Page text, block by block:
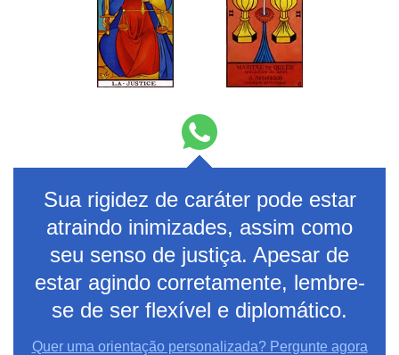
Sua rigidez de caráter pode estar
atraindo inimizades, assim como
seu senso de justiça. Apesar de
estar agindo corretamente, lembre-
se de ser flexível e diplomático.
Quer uma orientação personalizada? Pergunte agora